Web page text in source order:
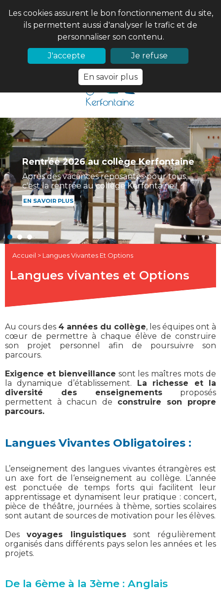
Les cookies assurent le bon fonctionnement du site,
ils permettent aussi d'analyser le trafic et de
personnaliser son contenu.
J'accepte
Je refuse
En savoir plus
02 97 56 61 18
Rentrée 2026 au collège Kerfontaine
Après des vacances reposantes pour tous,
c'est la rentrée au collège Kerfontaine !
EN SAVOIR PLUS
L'Atelier en visite à Nantes
Les élèves de l'option arts plastiques se sont
rendus à Nantes pour une découverte
artistique et culturelle de différents sites
EN SAVOIR PLUS
Accueil > Langues Vivantes Et Options
Langues vivantes et Options
Au cours des 4 années du collège, les équipes ont à
cœur de permettre à chaque élève de construire
son projet personnel afin de poursuivre son
parcours.
Exigence et bienveillance sont les maîtres mots de
la dynamique d’établissement. La richesse et la
diversité des enseignements proposés
permettent à chacun de construire son propre
parcours.
Langues Vivantes Obligatoires :
L’enseignement des langues vivantes étrangères est
un axe fort de l‘enseignement au collège. L’année
est ponctuée de temps forts qui facilitent leur
apprentissage et dynamisent leur pratique : concert,
pièce de théâtre, journées à thème, sorties scolaires
sont autant de sources de motivation pour les élèves.
Desvoyages linguistiquessont régulièrement
organisés dans différents pays selon les années et les
projets.
De la 6ème à la 3ème : Anglais